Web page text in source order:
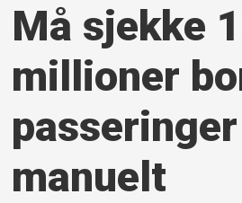
Må sjekke
millioner
passeringer
manuelt